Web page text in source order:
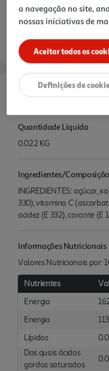
Características
Quantidade Liquida
0.022 KG
Ingredientes/Composição
INGREDIENTES: açúcar,
330), vitamina C
acidez (E 332), corante (E
Informações Nutricionais
Valores Nutricionais por:
Nutrientes
Energia
Energia
Lípidos
Dos quais ácidos
gordos saturados
a navegação no site,
nossas iniciativas de
Aceitar todos os
Definições de